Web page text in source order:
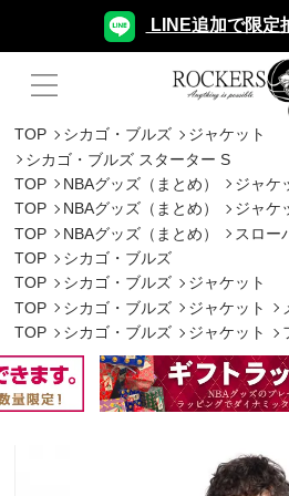
LINE追加で限定
TOP シカゴ・ブルズ
ジャケット
シカゴ・ブルズ スターター S
TOP
NBAグッズ（まとめ）
ジャケ
TOP
NBAグッズ（まとめ）
ジャケ
TOP
NBAグッズ（まとめ）
スロー
TOP
シカゴ・ブルズ
TOP
シカゴ・ブルズ
ジャケット
TOP
シカゴ・ブルズ ジャケット
TOP
シカゴ・ブルズ ジャケット